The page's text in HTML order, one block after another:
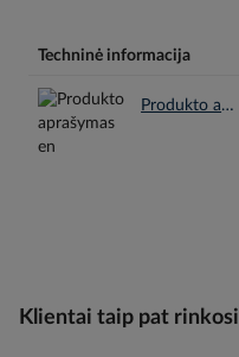
Techninė informacija
Produkto aprašymas en.pdf
Klientai taip pat rinkosi